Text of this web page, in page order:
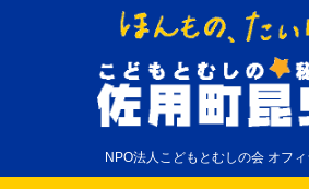
NPO法人こどもとむしの会 オフ